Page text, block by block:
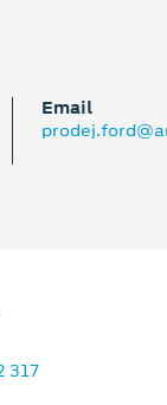
Email
317